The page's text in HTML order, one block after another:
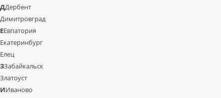
ДДербент
Димитровград
ЕЕвпатория
Екатеринбург
Елец
ЗЗабайкальск
Златоуст
ИИваново